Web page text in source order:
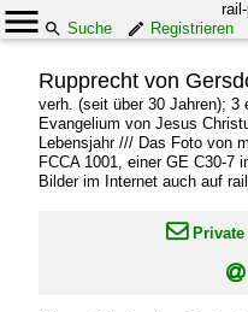
Suche
Registrieren
Rupprecht von
verh. (seit über 30 Jahren); 3
Evangelium von Jesus
Lebensjahr /// Das Foto von
FCCA 1001, einer GE C30-7
Bilder im Internet auch auf

